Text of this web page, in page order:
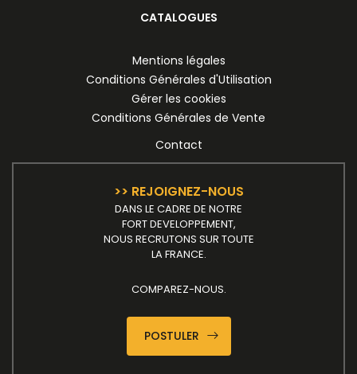
CATALOGUES
Mentions légales
Conditions Générales d'Utilisation
Gérer les cookies
Conditions Générales de Vente
Contact
>> REJOIGNEZ-NOUS
DANS LE CADRE DE NOTRE
FORT DEVELOPPEMENT,
NOUS RECRUTONS SUR TOUTE
LA FRANCE.
COMPAREZ-NOUS.
POSTULER